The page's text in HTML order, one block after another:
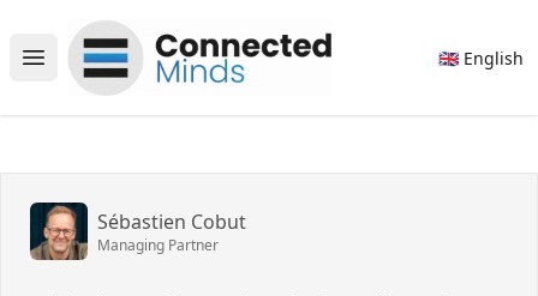
Open main menu
Connected Minds
🇬🇧 English
Sébastien Cobut
Managing Partner